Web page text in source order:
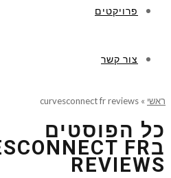
פרויקטים
צור קשר
ראשי »
curvesconnect fr reviews
כל הפוסטים
בFR
REVIEWS